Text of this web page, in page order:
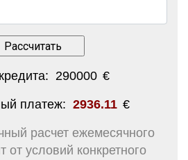
290000 €
платеж: 2936.11 €
расчет ежемесячного
от условий конкретного